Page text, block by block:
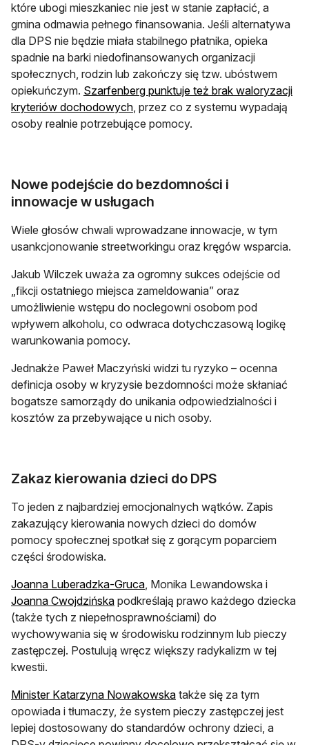
które ubogi mieszkaniec nie jest w stanie zapłacić, a
gmina odmawia pełnego finansowania. Jeśli alternatywa
dla DPS nie będzie miała stabilnego płatnika, opieka
spadnie na barki niedofinansowanych organizacji
społecznych, rodzin lub zakończy się tzw. ubóstwem
opiekuńczym. Szarfenberg punktuje też brak waloryzacji
kryteriów dochodowych, przez co z systemu wypadają
osoby realnie potrzebujące pomocy.
Nowe podejście do bezdomności i
innowacje w usługach
Wiele głosów chwali wprowadzane innowacje, w tym
usankcjonowanie streetworkingu oraz kręgów wsparcia.
Jakub Wilczek uważa za ogromny sukces odejście od
„fikcji ostatniego miejsca zameldowania” oraz
umożliwienie wstępu do noclegowni osobom pod
wpływem alkoholu, co odwraca dotychczasową logikę
warunkowania pomocy.
Jednakże Paweł Maczyński widzi tu ryzyko – ocenna
definicja osoby w kryzysie bezdomności może skłaniać
bogatsze samorządy do unikania odpowiedzialności i
kosztów za przebywające u nich osoby.
Zakaz kierowania dzieci do DPS
To jeden z najbardziej emocjonalnych wątków. Zapis
zakazujący kierowania nowych dzieci do domów
pomocy społecznej spotkał się z gorącym poparciem
części środowiska.
Joanna Luberadzka-Gruca, Monika Lewandowska i
Joanna Cwojdzińska podkreślają prawo każdego dziecka
(także tych z niepełnosprawnościami) do
wychowywania się w środowisku rodzinnym lub pieczy
zastępczej. Postulują wręcz większy radykalizm w tej
kwestii.
Minister Katarzyna Nowakowska także się za tym
opowiada i tłumaczy, że system pieczy zastępczej jest
lepiej dostosowany do standardów ochrony dzieci, a